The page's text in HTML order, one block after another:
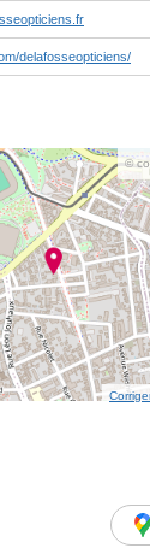
delafosseopticiens/
©